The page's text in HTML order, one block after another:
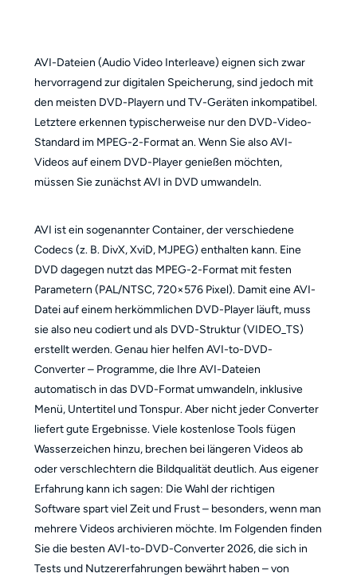
AVI-Dateien (Audio Video Interleave) eignen sich zwar
hervorragend zur digitalen Speicherung, sind jedoch mit
den meisten DVD-Playern und TV-Geräten inkompatibel.
Letztere erkennen typischerweise nur den DVD-Video-
Standard im MPEG-2-Format an. Wenn Sie also AVI-
Videos auf einem DVD-Player genießen möchten,
müssen Sie zunächst AVI in DVD umwandeln.
AVI ist ein sogenannter Container, der verschiedene
Codecs (z. B. DivX, XviD, MJPEG) enthalten kann. Eine
DVD dagegen nutzt das MPEG-2-Format mit festen
Parametern (PAL/NTSC, 720×576 Pixel). Damit eine AVI-
Datei auf einem herkömmlichen DVD-Player läuft, muss
sie also neu codiert und als DVD-Struktur (VIDEO_TS)
erstellt werden. Genau hier helfen AVI-to-DVD-
Converter – Programme, die Ihre AVI-Dateien
automatisch in das DVD-Format umwandeln, inklusive
Menü, Untertitel und Tonspur. Aber nicht jeder Converter
liefert gute Ergebnisse. Viele kostenlose Tools fügen
Wasserzeichen hinzu, brechen bei längeren Videos ab
oder verschlechtern die Bildqualität deutlich. Aus eigener
Erfahrung kann ich sagen: Die Wahl der richtigen
Software spart viel Zeit und Frust – besonders, wenn man
mehrere Videos archivieren möchte. Im Folgenden finden
Sie die besten AVI-to-DVD-Converter 2026, die sich in
Tests und Nutzererfahrungen bewährt haben – von